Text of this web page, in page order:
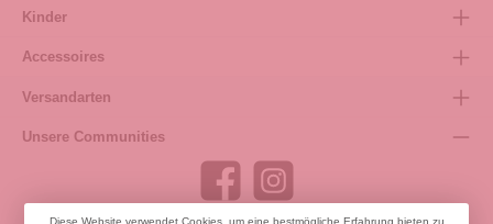
Kinder
Accessoires
Versandarten
Unsere Communities
Diese Website verwendet Cookies, um eine bestmögliche Erfahrung bieten zu